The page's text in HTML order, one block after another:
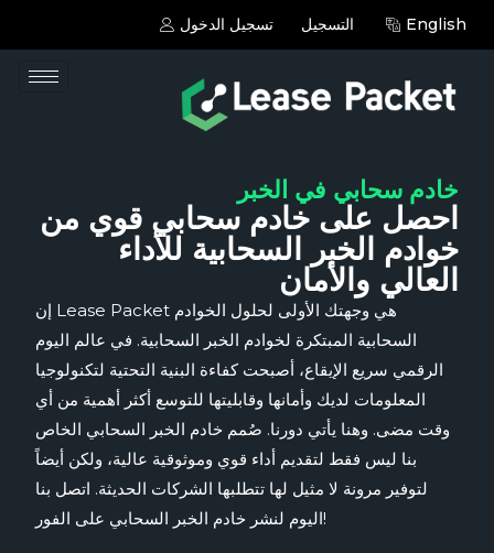
تسجيل الدخول التسجيل English
خادم سحابي في الخبر
احصل على خادم سحابي قوي من
خوادم الخبر السحابية للأداء
العالي والأمان
إن Lease Packet هي وجهتك الأولى لحلول الخوادم
السحابية المبتكرة لخوادم الخبر السحابية. في عالم اليوم
الرقمي سريع الإيقاع، أصبحت كفاءة البنية التحتية لتكنولوجيا
المعلومات لديك وأمانها وقابليتها للتوسع أكثر أهمية من أي
وقت مضى. وهنا يأتي دورنا. صُمم خادم الخبر السحابي الخاص
بنا ليس فقط لتقديم أداء قوي وموثوقية عالية، ولكن أيضاً
لتوفير مرونة لا مثيل لها تتطلبها الشركات الحديثة. اتصل بنا
اليوم لنشر خادم الخبر السحابي على الفور!